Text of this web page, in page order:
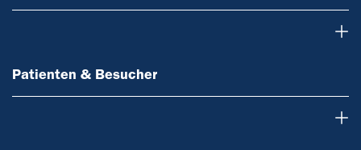
Patienten & Besucher